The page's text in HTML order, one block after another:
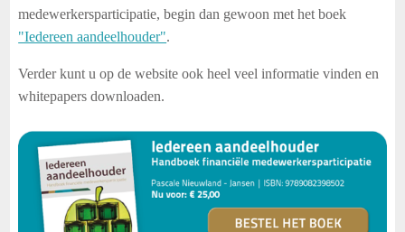
medewerkersparticipatie, begin dan gewoon met het boek
"Iedereen aandeelhouder".
Verder kunt u op de website ook heel veel informatie vinden en
whitepapers downloaden.